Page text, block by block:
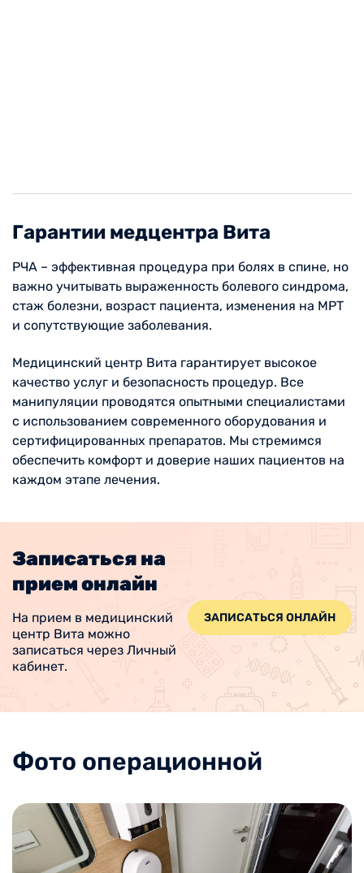
Гарантии медцентра Вита
РЧА – эффективная процедура при болях в спине, но
важно учитывать выраженность болевого синдрома,
стаж болезни, возраст пациента, изменения на МРТ
и сопутствующие заболевания.
Медицинский центр Вита гарантирует высокое
качество услуг и безопасность процедур. Все
манипуляции проводятся опытными специалистами
с использованием современного оборудования и
сертифицированных препаратов. Мы стремимся
обеспечить комфорт и доверие наших пациентов на
каждом этапе лечения.
Записаться на
прием онлайн
На прием в медицинский
центр Вита можно
записаться через Личный
кабинет.
ЗАПИСАТЬСЯ ОНЛАЙН
Фото операционной